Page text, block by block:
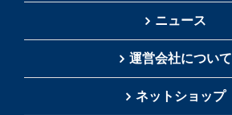
ニュース
運営会社について
ネットショップ